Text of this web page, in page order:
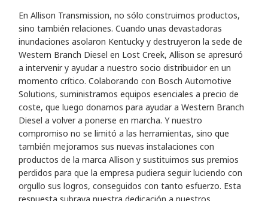
• Atlantic Detroit Diesel-Allison: Middletown
• Central Power Systems & Services Inc.: Colby
• Clarke Power Services-East: Charlotte
• Clarke Power Services-East: Wilmington
• Clarke Power Services-East: Kingsport
• Clarke Power Services-East: New Bern
• Florida Detroit Diesel-Allison: Ocala
• Florida Detroit Diesel-Allison: Fort Lauderdale
• Florida Detroit Diesel-Allison: Fort Myers
• Florida Detroit Diesel-Allison: Fort Pierce
• Florida Detroit Diesel-Allison: Tampa
• Florida Detroit Diesel-Allison: Miami
• Florida Detroit Diesel-Allison: Ciudad de Panamá
• Florida Detroit Diesel-Allison: Orlando
En Allison Transmission, no sólo construimos productos,
sino también relaciones. Cuando unas devastadoras
inundaciones asolaron Kentucky y destruyeron la sede de
Western Branch Diesel en Lost Creek, Allison se apresuró
a intervenir y ayudar a nuestro socio distribuidor en un
momento crítico. Colaborando con Bosch Automotive
Solutions, suministramos equipos esenciales a precio de
coste, que luego donamos para ayudar a Western Branch
Diesel a volver a ponerse en marcha. Y nuestro
compromiso no se limitó a las herramientas, sino que
también mejoramos sus nuevas instalaciones con
productos de la marca Allison y sustituimos sus premios
perdidos para que la empresa pudiera seguir luciendo con
orgullo sus logros, conseguidos con tanto esfuerzo. Esta